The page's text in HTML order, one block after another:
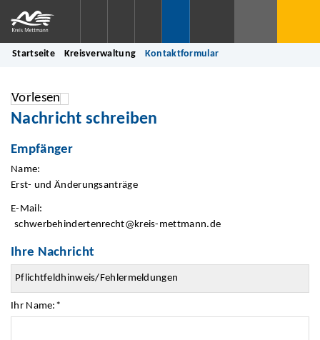
Startseite Kreisverwaltung Kontaktformular
Vorlesen
Nachricht schreiben
Empfänger
Name:
Erst- und Änderungsanträge
E-Mail:
schwerbehindertenrecht@kreis-mettmann.de
Ihre Nachricht
Ihr Name: *